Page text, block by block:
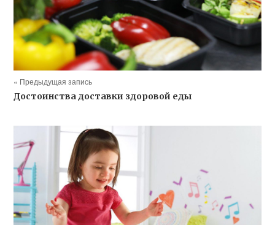
« Предыдущая запись
Достоинства доставки здоровой еды